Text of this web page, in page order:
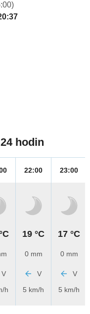
hodin
V
h
22:00
19 °C
0 mm
V
5 km/h
23:00
17 °C
0 mm
V
5 km/h